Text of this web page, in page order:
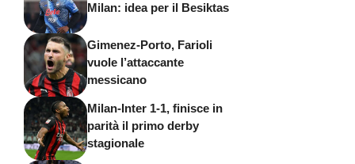
Milan: idea per il Besiktas
Gimenez-Porto, Farioli
vuole l’attaccante
messicano
Milan-Inter 1-1, finisce in
parità il primo derby
stagionale